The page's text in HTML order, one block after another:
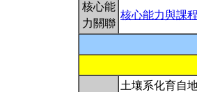
核心能
力關聯
核心能力與課
土壤系化育自